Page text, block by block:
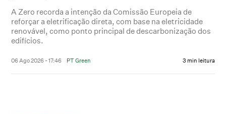
A Zero recorda a intenção da Comissão Europeia de
reforçar a eletrificação direta, com base na eletricidade
renovável, como ponto principal de descarbonização dos
edifícios.
06 Ago 2026 - 17:46 PT Green 3 min leitura